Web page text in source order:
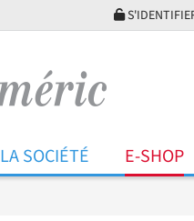
LA SOCIÉTÉ E-SHOP